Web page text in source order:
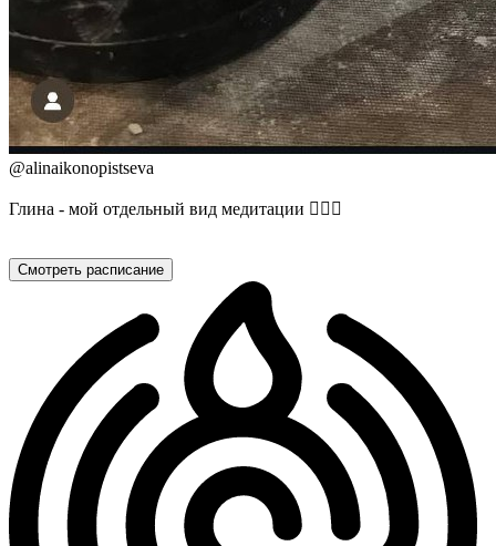
@alinaikonopistseva
Глина - мой отдельный вид медитации 🧘🏽‍♀️
Смотреть расписание